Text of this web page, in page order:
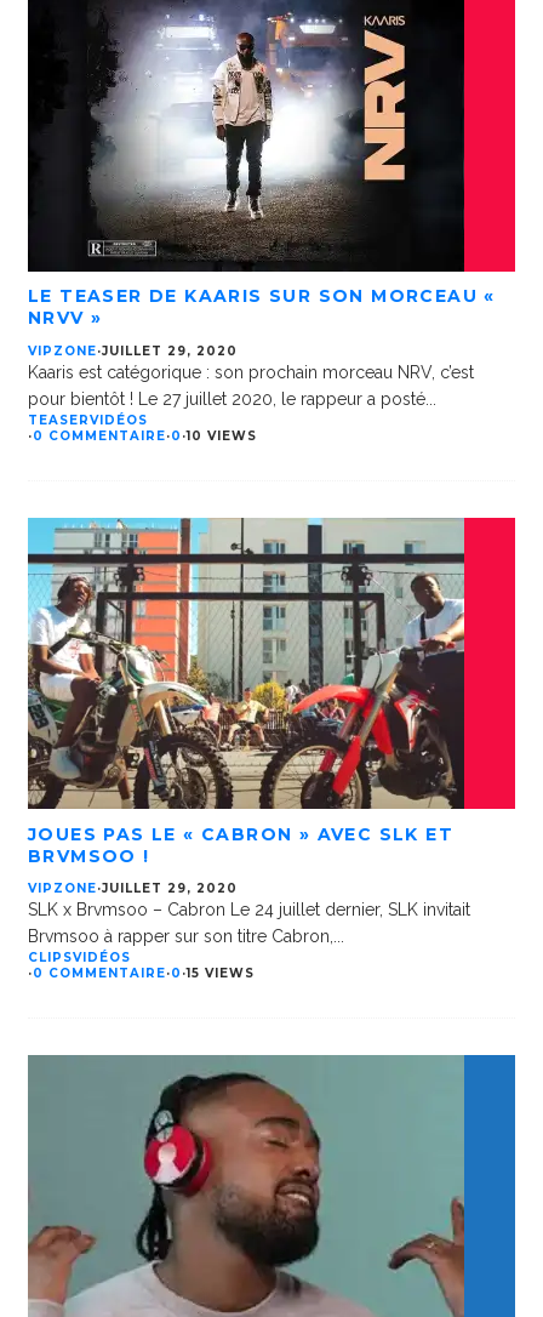
LE TEASER DE KAARIS SUR SON MORCEAU «
NRVV »
VIPZONE·JUILLET 29, 2020
Kaaris est catégorique : son prochain morceau NRV, c’est
pour bientôt ! Le 27 juillet 2020, le rappeur a posté
TEASERVIDÉOS
·0 COMMENTAIRE·0 ·10 VIEWS
JOUES PAS LE « CABRON » AVEC SLK ET
BRVMSOO !
VIPZONE·JUILLET 29, 2020
SLK x Brvmsoo – Cabron Le 24 juillet dernier, SLK invitait
Brvmsoo à rapper sur son titre Cabron,
CLIPSVIDÉOS
·0 COMMENTAIRE·0 ·15 VIEWS